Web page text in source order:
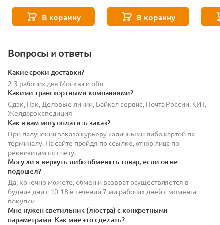
24W4K-B
В корзину
Elasity TR170-1-52W3K-B
В корзину
Вопросы и ответы
Какие сроки доставки?
2-3 рабочих дня Москва и обл
Какими транспортными компаниями?
Сдэк, Пэк, Деловые линии, Байкал сервис, Почта России, КИТ,
Желдорэкспедиция
Как я вам могу оплатить заказ?
При получении заказа курьеру наличными либо картой по
терминалу. На сайте пройдя по ссылке, от юр лица по
реквизитам по счету.
Могу ли я вернуть либо обменять товар, если он не
подошел?
Да, конечно можете, обмен и возврат осуществляется в
будние дни с 10-18 в течении 7-ми рабочих дней с момента
покупки
Мне нужен светильник (люстра) с конкретными
параметрами. Как мне это сделать?